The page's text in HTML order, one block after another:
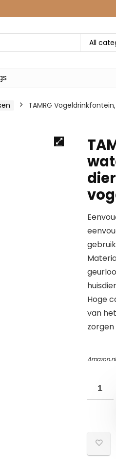
All
TAMRG
Hoge
van